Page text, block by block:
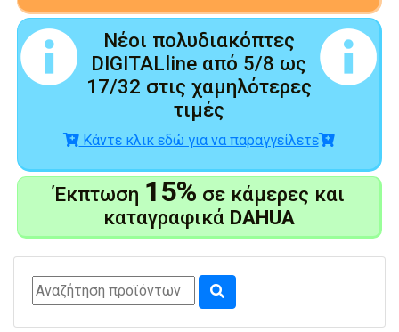
Νέοι πολυδιακόπτες
DIGITALline από 5/8 ως
17/32 στις χαμηλότερες
τιμές
Κάντε κλικ εδώ για να παραγγείλετε
Έκπτωση 15% σε κάμερες και
καταγραφικά DAHUA